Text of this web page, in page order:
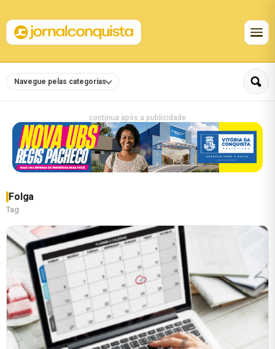
Navegue pelas categorias
continua após a publicidade
Folga
Tag